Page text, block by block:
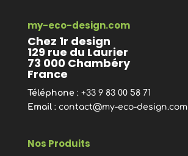
my-eco-design.com
Chez 1r design
129 rue du Laurier
73 000 Chambéry
France
Téléphone : +33 9 83 00 58 71
Email: contact@my-eco-design.com
Nos Produits